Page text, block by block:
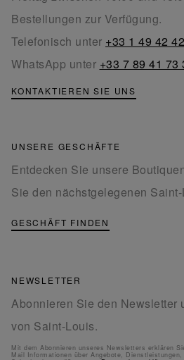
Bestellungen zur Verfügung.
Telefonisch unter +33 1 49 42
WhatsApp unter +33 7 89 41 73
KONTAKTIEREN SIE UNS
UNSERE GESCHÄFTE
Entdecken Sie unsere
Sie den nächstgelegenen
GESCHÄFT FINDEN
NEWSLETTER
Abonnieren Sie den Newsletter
von Saint-Louis.
Mit dem Abonnieren unseres Newsletters erklären
Mail Informationen über Angebote,